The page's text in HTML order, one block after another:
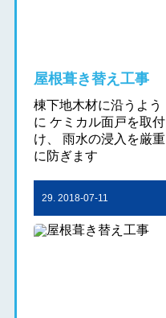
屋根葺き替え工事
棟下地木材に沿うよう
に ケミカル面戸を取付
け、 雨水の浸入を厳重
に防ぎます
29. 2018-07-11